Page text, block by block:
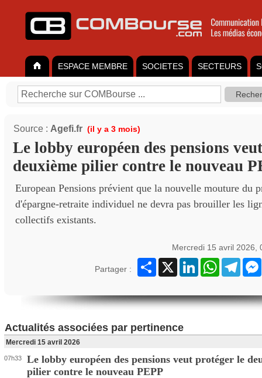
ESPACE MEMBRE SOCIETES SECTEURS
Source : Agefi.fr (il y a 3 mois)
Le lobby européen des pensions
deuxième pilier contre le nouveau
European Pensions prévient que la nouvelle mouture du
d'épargne-retraite individuel ne devra pas brouiller les
collectifs existants.
Mercredi 15 avril 2026,
Partager :
Partager
X LinkedInWhatsApp
Actualités associées par pertinence
Mercredi 15 avril 2026
07h33
Le lobby européen des pensions veut protéger le
pilier contre le nouveau PEPP